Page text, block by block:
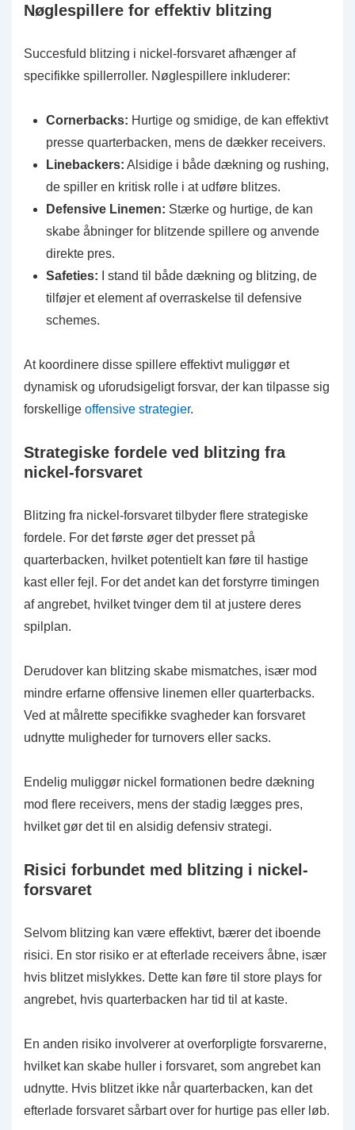
Nøglespillere for effektiv blitzing
Succesfuld blitzing i nickel-forsvaret afhænger af
specifikke spillerroller. Nøglespillere inkluderer:
Cornerbacks: Hurtige og smidige, de kan effektivt
presse quarterbacken, mens de dækker receivers.
Linebackers: Alsidige i både dækning og rushing,
de spiller en kritisk rolle i at udføre blitzes.
Defensive Linemen: Stærke og hurtige, de kan
skabe åbninger for blitzende spillere og anvende
direkte pres.
Safeties: I stand til både dækning og blitzing, de
tilføjer et element af overraskelse til defensive
schemes.
At koordinere disse spillere effektivt muliggør et
dynamisk og uforudsigeligt forsvar, der kan tilpasse sig
forskellige offensive strategier.
Strategiske fordele ved blitzing fra
nickel-forsvaret
Blitzing fra nickel-forsvaret tilbyder flere strategiske
fordele. For det første øger det presset på
quarterbacken, hvilket potentielt kan føre til hastige
kast eller fejl. For det andet kan det forstyrre timingen
af angrebet, hvilket tvinger dem til at justere deres
spilplan.
Derudover kan blitzing skabe mismatches, især mod
mindre erfarne offensive linemen eller quarterbacks.
Ved at målrette specifikke svagheder kan forsvaret
udnytte muligheder for turnovers eller sacks.
Endelig muliggør nickel formationen bedre dækning
mod flere receivers, mens der stadig lægges pres,
hvilket gør det til en alsidig defensiv strategi.
Risici forbundet med blitzing i nickel-
forsvaret
Selvom blitzing kan være effektivt, bærer det iboende
risici. En stor risiko er at efterlade receivers åbne, især
hvis blitzet mislykkes. Dette kan føre til store plays for
angrebet, hvis quarterbacken har tid til at kaste.
En anden risiko involverer at overforpligte forsvarerne,
hvilket kan skabe huller i forsvaret, som angrebet kan
udnytte. Hvis blitzet ikke når quarterbacken, kan det
efterlade forsvaret sårbart over for hurtige pas eller løb.